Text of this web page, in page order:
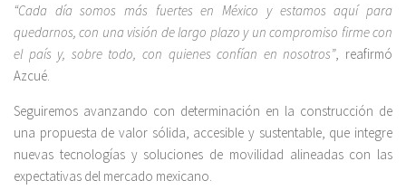
“Cada día somos más fuertes en México y estamos aquí para
quedarnos, con una visión de largo plazo y un compromiso firme con
el país y, sobre todo, con quienes confían en nosotros”, reafirmó
Azcué.
Seguiremos avanzando con determinación en la construcción de
una propuesta de valor sólida, accesible y sustentable, que integre
nuevas tecnologías y soluciones de movilidad alineadas con las
expectativas del mercado mexicano.